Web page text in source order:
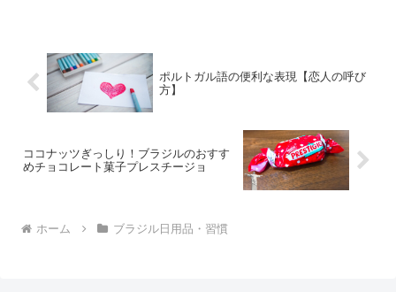
ポルトガル語の便利な表現【恋人の呼び
方】
ココナッツぎっしり！ブラジルのおすす
めチョコレート菓子プレスチージョ
ホーム ブラジル日用品・習慣